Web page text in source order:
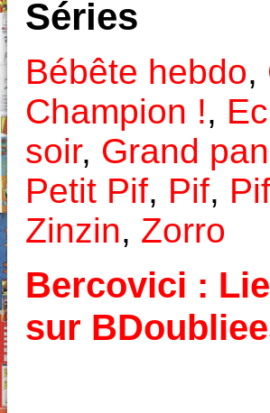
Séries
Bébête hebdo,
Champion !,
soir, Grand
Petit Pif, Pif,
Zinzin, Zorro
Bercovici :
sur